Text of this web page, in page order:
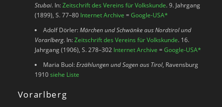
Stubai. In:Zeitschrift des Vereins für Volkskunde. 9. Jahrgang
(1899), S. 77–80 Internet Archive =Google-USA*
Adolf Dörler:Märchen und Schwänke aus Nordtirol und
Vorarlberg. In:Zeitschrift des Vereins für Volkskunde. 16.
Jahrgang (1906), S. 278–302 Internet Archive =Google-USA*
Maria Buol:Erzählungen und Sagen aus Tirol, Ravensburg
1910siehe Liste
Vorarlberg